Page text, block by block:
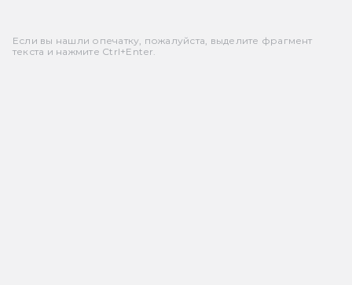
Если вы нашли опечатку, пожалуйста, выделите фрагмент
текста и нажмите Ctrl+Enter.